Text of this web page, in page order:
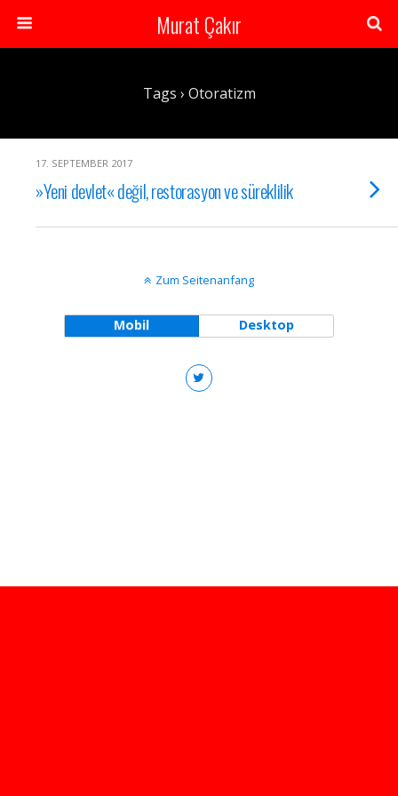
Murat Çakır
Tags › Otoratizm
17. SEPTEMBER 2017
»Yeni devlet« değil, restorasyon ve süreklilik
Zum Seitenanfang
Mobil Desktop